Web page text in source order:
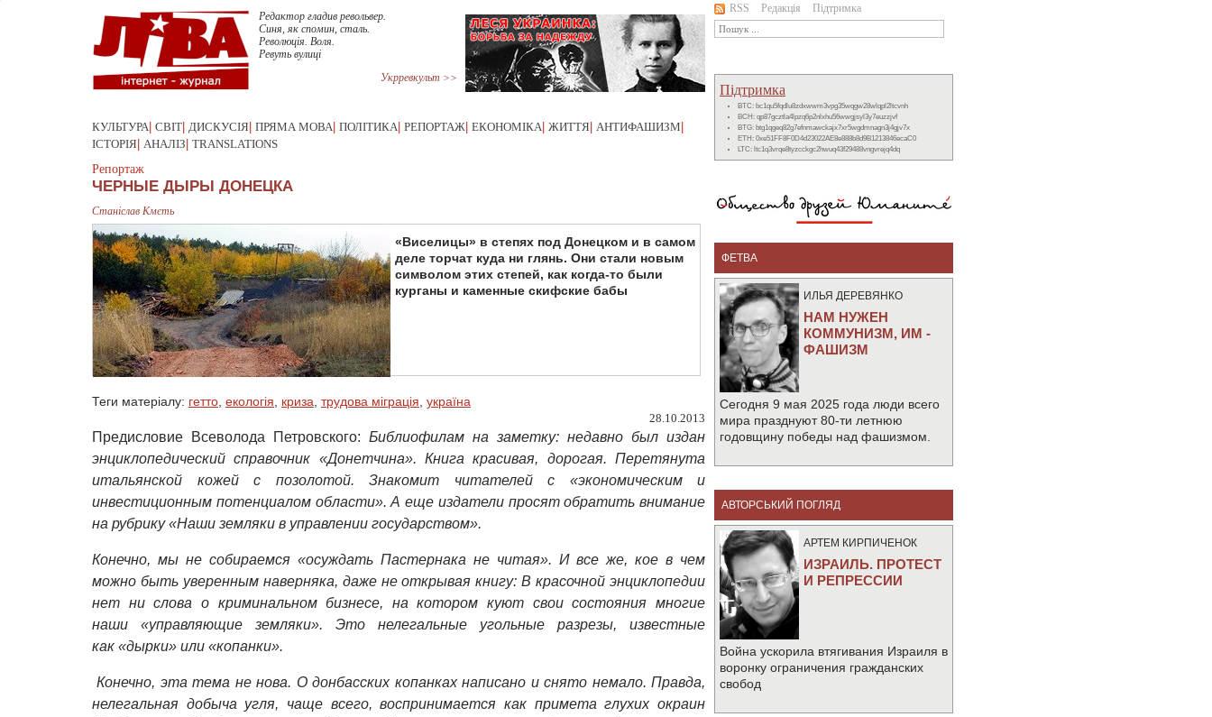
Редактор гладив револьвер.
Синя, як спомин, сталь.
Революція. Воля.
Ревуть вулиці
Укрревкульт >>
КУЛЬТУРА СВІТ ДИСКУСІЯ ПРЯМА МОВА ПОЛІТИКА РЕПОРТАЖ ЕКОНОМІКА ЖИТТЯ АНТИФАШИЗМ
ІСТОРІЯ АНАЛІЗ TRANSLATIONS
Репортаж
ЧЕРНЫЕ ДЫРЫ ДОНЕЦКА
Станіслав Кмєть
«Виселицы» в степях под Донецком и в самом
деле торчат куда ни глянь. Они стали новым
символом этих степей, как когда-то были
курганы и каменные скифские бабы
Теги матеріалу: гетто екологія криза трудова міграція україна
28.10.2013
Предисловие Всеволода Петровского: Библиофилам на заметку: недавно был издан
энциклопедический справочник «Донетчина». Книга красивая, дорогая. Перетянута
итальянской кожей с позолотой. Знакомит читателей с «экономическим и
инвестиционным потенциалом области». А еще издатели просят обратить внимание
на рубрику «Наши земляки в управлении государством».
Конечно, мы не собираемся «осуждать Пастернака не читая». И все же, кое в чем
можно быть уверенным наверняка, даже не открывая книгу: В красочной энциклопедии
нет ни слова о криминальном бизнесе, на котором куют свои состояния многие
наши «управляющие земляки». Это нелегальные угольные разрезы, известные
как «дырки» или «копанки».
Конечно, эта тема не нова. О донбасских копанках написано и снято немало. Правда,
нелегальная добыча угля, чаще всего, воспринимается как примета глухих окраин
RSS Редакція Підтримка
Підтримка
BTC: bc1qu5fqdlu8zdxwwm3vpg35wqgw28wlqpl2ltcvnh
BCH: qp87gcztla4lpzq6p2nlxhu56wwgjsyl3y7euzzjvf
BTG: btg1qgeq82g7efnmawckajx7xr5wgdmnagn3j4gjv7x
ETH: 0xe51FF8F0D4d23022AE8e888b8d9B1213846ecaC0
LTC: ltc1q3vrqe8tyzcckgc2hwuq43f29488vngvrejq4dq
ФЕТВА
ИЛЬЯ ДЕРЕВЯНКО
НАМ НУЖЕН
КОММУНИЗМ, ИМ -
ФАШИЗМ
Сегодня 9 мая 2025 года люди всего
мира празднуют 80-ти летнюю
годовщину победы над фашизмом.
АВТОРСЬКИЙ ПОГЛЯД
АРТЕМ КИРПИЧЕНОК
ИЗРАИЛЬ. ПРОТЕСТ
И РЕПРЕССИИ
Война ускорила втягивания Израиля в
воронку ограничения гражданских
свобод